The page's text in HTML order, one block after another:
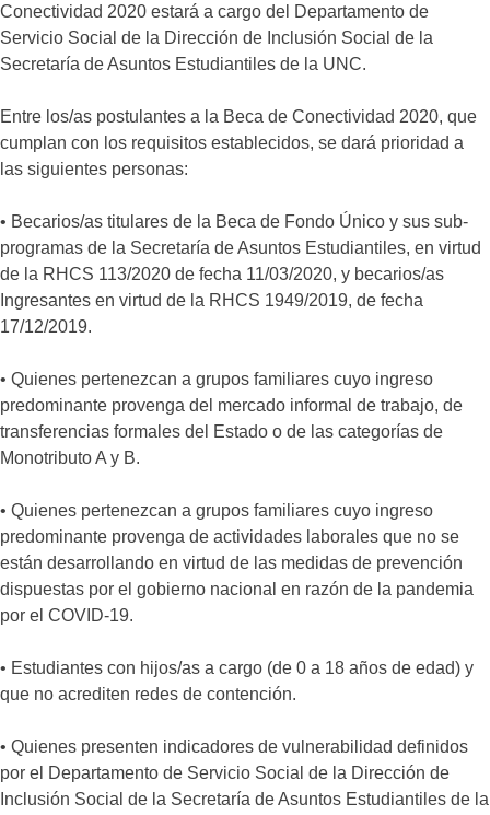
Conectividad 2020 estará a cargo del Departamento de
Servicio Social de la Dirección de Inclusión Social de la
Secretaría de Asuntos Estudiantiles de la UNC.
Entre los/as postulantes a la Beca de Conectividad 2020, que
cumplan con los requisitos establecidos, se dará prioridad a
las siguientes personas:
• Becarios/as titulares de la Beca de Fondo Único y sus sub-
programas de la Secretaría de Asuntos Estudiantiles, en virtud
de la RHCS 113/2020 de fecha 11/03/2020, y becarios/as
Ingresantes en virtud de la RHCS 1949/2019, de fecha
17/12/2019.
• Quienes pertenezcan a grupos familiares cuyo ingreso
predominante provenga del mercado informal de trabajo, de
transferencias formales del Estado o de las categorías de
Monotributo A y B.
• Quienes pertenezcan a grupos familiares cuyo ingreso
predominante provenga de actividades laborales que no se
están desarrollando en virtud de las medidas de prevención
dispuestas por el gobierno nacional en razón de la pandemia
por el COVID-19.
• Estudiantes con hijos/as a cargo (de 0 a 18 años de edad) y
que no acrediten redes de contención.
• Quienes presenten indicadores de vulnerabilidad definidos
por el Departamento de Servicio Social de la Dirección de
Inclusión Social de la Secretaría de Asuntos Estudiantiles de la